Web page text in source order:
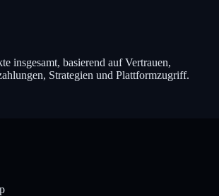
insgesamt, basierend auf Vertrauen,
Strategien und Plattformzugriff.